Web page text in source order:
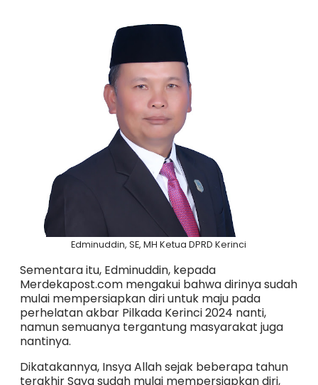
Edminuddin, SE, MH Ketua DPRD Kerinci
Sementara itu, Edminuddin, kepada
Merdekapost.com mengakui bahwa dirinya sudah
mulai mempersiapkan diri untuk maju pada
perhelatan akbar Pilkada Kerinci 2024 nanti,
namun semuanya tergantung masyarakat juga
nantinya.
Dikatakannya, Insya Allah sejak beberapa tahun
terakhir Saya sudah mulai mempersiapkan diri,